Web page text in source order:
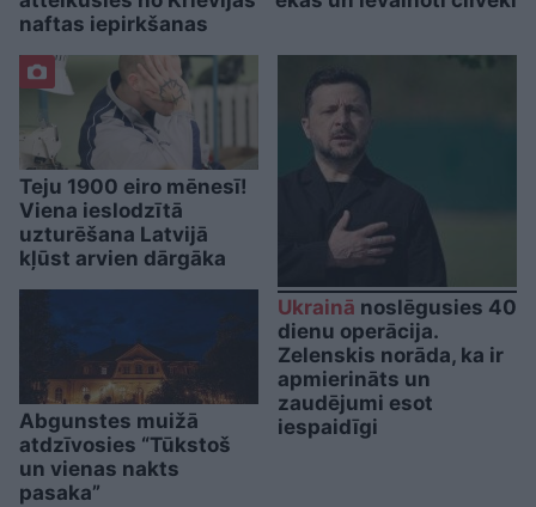
naftas iepirkšanas
Teju 1900 eiro mēnesī!
Viena ieslodzītā
uzturēšana Latvijā
kļūst arvien dārgāka
Abgunstes muižā
atdzīvosies “Tūkstoš
un vienas nakts
pasaka”
Ukrainā noslēgusies 40
dienu operācija.
Zelenskis norāda, ka ir
apmierināts un
zaudējumi esot
iespaidīgi